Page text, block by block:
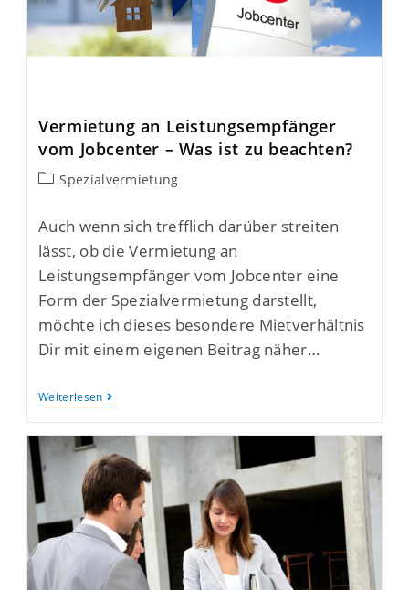
Vermietung an Leistungsempfänger
vom Jobcenter – Was ist zu beachten?
Spezialvermietung
Auch wenn sich trefflich darüber streiten
lässt, ob die Vermietung an
Leistungsempfänger vom Jobcenter eine
Form der Spezialvermietung darstellt,
möchte ich dieses besondere Mietverhältnis
Dir mit einem eigenen Beitrag näher…
Weiterlesen